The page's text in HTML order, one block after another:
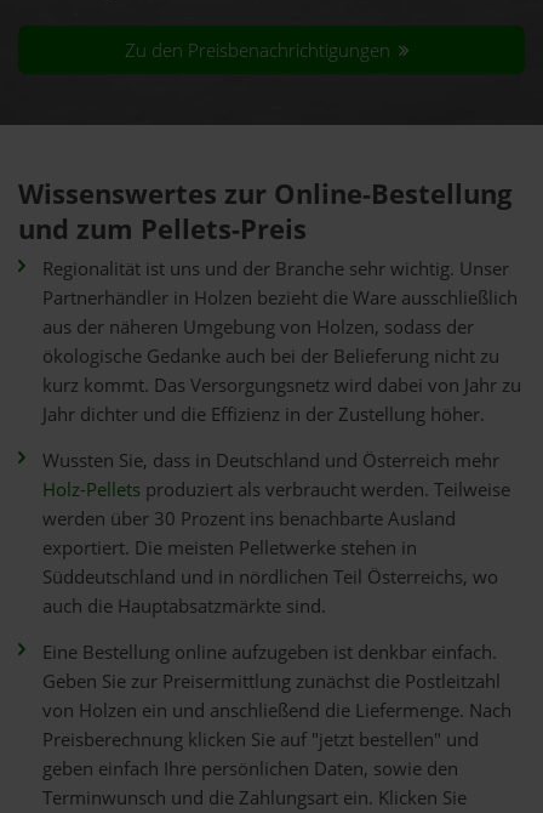
Zu den Preisbenachrichtigungen
Wissenswertes zur Online-Bestellung
und zum Pellets-Preis
Regionalität ist uns und der Branche sehr wichtig. Unser
Partnerhändler in Holzen bezieht die Ware ausschließlich
aus der näheren Umgebung von Holzen, sodass der
ökologische Gedanke auch bei der Belieferung nicht zu
kurz kommt. Das Versorgungsnetz wird dabei von Jahr zu
Jahr dichter und die Effizienz in der Zustellung höher.
Wussten Sie, dass in Deutschland und Österreich mehr
Holz-Pellets produziert als verbraucht werden. Teilweise
werden über 30 Prozent ins benachbarte Ausland
exportiert. Die meisten Pelletwerke stehen in
Süddeutschland und in nördlichen Teil Österreichs, wo
auch die Hauptabsatzmärkte sind.
Eine Bestellung online aufzugeben ist denkbar einfach.
Geben Sie zur Preisermittlung zunächst die Postleitzahl
von Holzen ein und anschließend die Liefermenge. Nach
Preisberechnung klicken Sie auf "jetzt bestellen" und
geben einfach Ihre persönlichen Daten, sowie den
Terminwunsch und die Zahlungsart ein. Klicken Sie